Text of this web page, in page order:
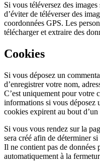
Si vous téléversez des
d’éviter de téléverser des
coordonnées GPS. Les
télécharger et extraire des
Cookies
Si vous déposez un
d’enregistrer votre nom,
C’est uniquement pour votre
informations si vous déposez
cookies expirent au bout d’un
Si vous vous rendez sur la
sera créé afin de déterminer
Il ne contient pas de données
automatiquement à la